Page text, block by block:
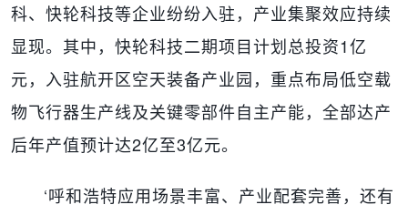
科、快轮科技等企业纷纷入驻，产业集聚效应持续
显现。其中，快轮科技二期项目计划总投资1亿
元，入驻航开区空天装备产业园，重点布局低空载
物飞行器生产线及关键零部件自主产能，全部达产
后年产值预计达2亿至3亿元。
‘呼和浩特应用场景丰富、产业配套完善，还有